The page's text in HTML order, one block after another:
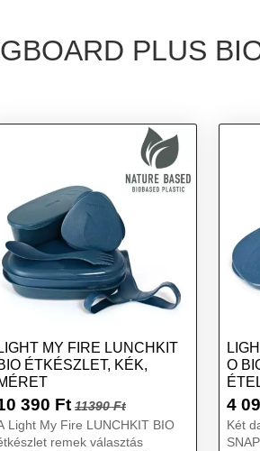
PLUS
LIGHT MY FIRE LUNCHKIT
ÉTKÉSZLET, KÉK,
390 Ft 11390 Ft
Light My Fire LUNCHKIT BIO
remek választás
O
4
Két